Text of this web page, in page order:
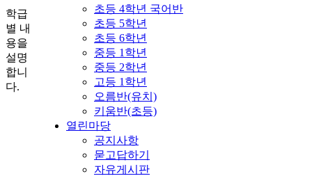
초등 4학년 국어반
초등 5학년
초등 6학년
중등 1학년
중등 2학년
고등 1학년
오름반(유치)
키움반(초등)
열린마당
공지사항
묻고답하기
자유게시판
학급
별 내
용을
설명
합니
다.